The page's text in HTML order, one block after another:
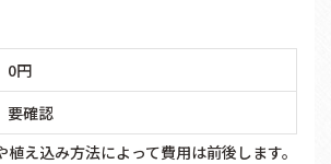
0円
要確認
え込み方法によって費用は前後します。